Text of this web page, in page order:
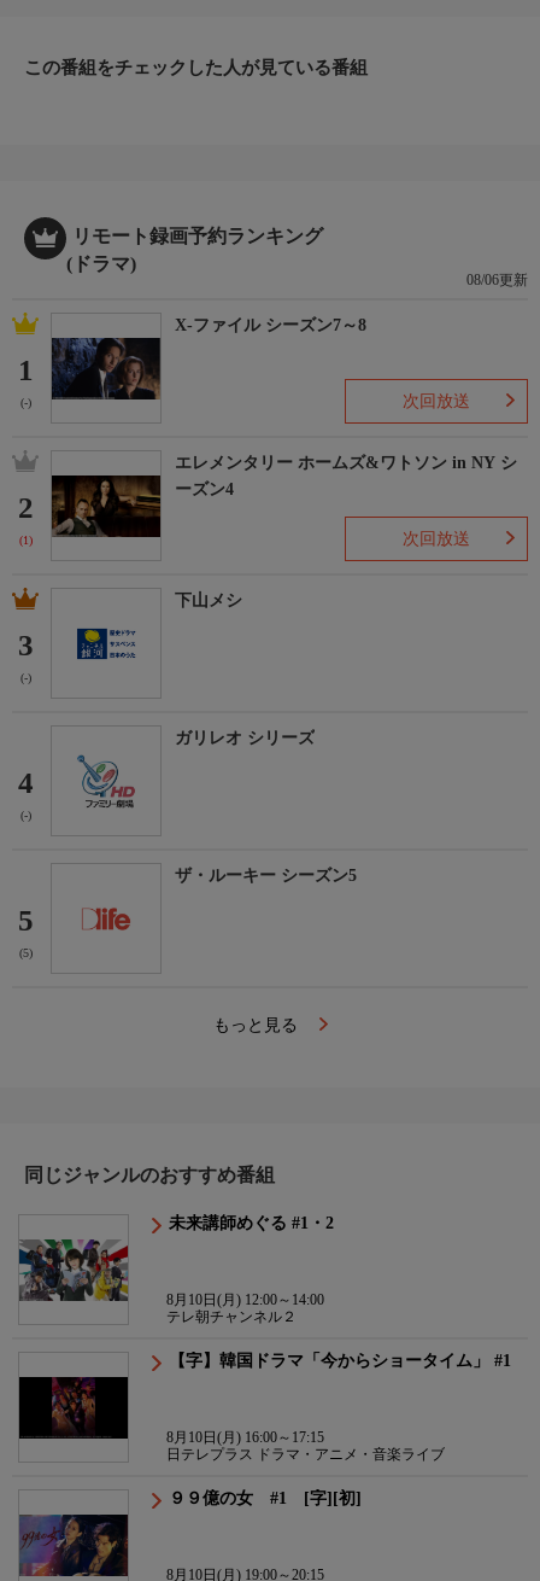
この番組をチェックした人が見ている番組
リモート録画予約ランキング
(ドラマ)
08/06更新
1
(-)
X-ファイル シーズン7～8
次回放送
2
(1)
エレメンタリー ホームズ&ワトソン in NY シ
ーズン4
次回放送
3
(-)
下山メシ
4
(-)
ガリレオ シリーズ
5
(5)
ザ・ルーキー シーズン5
もっと見る
同じジャンルのおすすめ番組
未来講師めぐる #1・2
8月10日(月) 12:00～14:00
テレ朝チャンネル２
【字】韓国ドラマ「今からショータイム」 #1
8月10日(月) 16:00～17:15
日テレプラス ドラマ・アニメ・音楽ライブ
９９億の女 #1 [字][初]
8月10日(月) 19:00～20:15